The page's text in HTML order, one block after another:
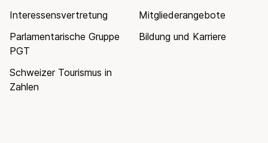
Interessensvertretung
Parlamentarische Gruppe
PGT
Schweizer Tourismus in
Zahlen
Mitgliederangebote
Bildung und Karriere